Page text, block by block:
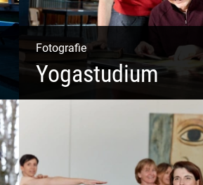
Fotografie
Yogastudium
Philosophie | Asana | Yogapraxis